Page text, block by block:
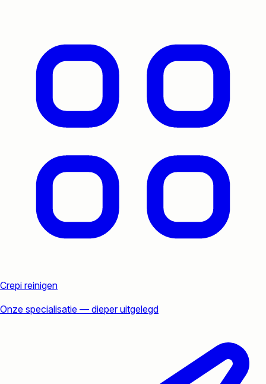
Crepi reinigen
Onze specialisatie — dieper uitgelegd